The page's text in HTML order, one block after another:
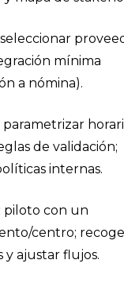
seleccionar
mínima
a nómina).
parametrizar
de validación;
internas.
piloto con un
centro;
y ajustar flujos.